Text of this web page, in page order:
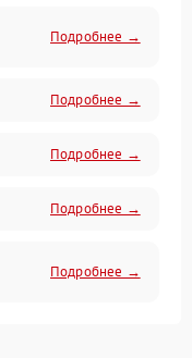
Подробнее →
Подробнее →
Подробнее →
Подробнее →
Подробнее →